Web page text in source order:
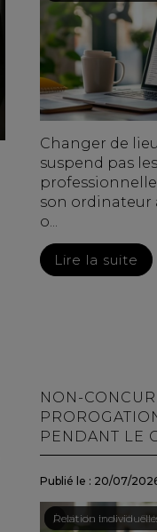
Changer de
suspend pas
son ordinateur
o...
Lire la suite
NON-
PENDANT LE
Publié le : 20/07/
Droit du travail -
/Relation